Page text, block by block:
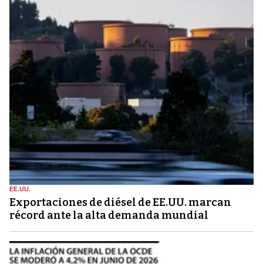
EE.UU.
Exportaciones de diésel de EE.UU. marcan
récord ante la alta demanda mundial